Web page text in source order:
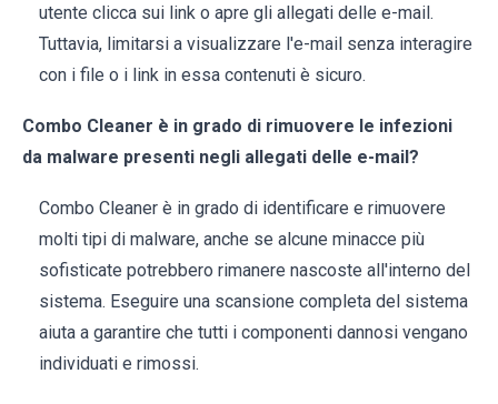
utente clicca sui link o apre gli allegati delle e-mail.
Tuttavia, limitarsi a visualizzare l'e-mail senza interagire
con i file o i link in essa contenuti è sicuro.
Combo Cleaner è in grado di rimuovere le infezioni
da malware presenti negli allegati delle e-mail?
Combo Cleaner è in grado di identificare e rimuovere
molti tipi di malware, anche se alcune minacce più
sofisticate potrebbero rimanere nascoste all'interno del
sistema. Eseguire una scansione completa del sistema
aiuta a garantire che tutti i componenti dannosi vengano
individuati e rimossi.